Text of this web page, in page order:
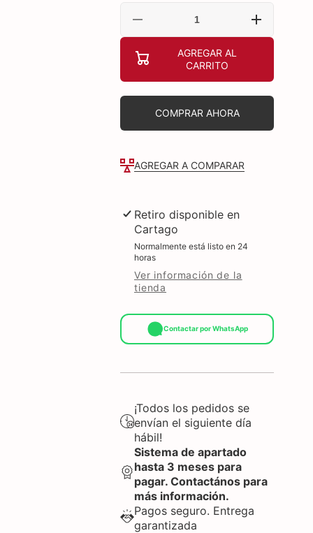
Reducir
MOUSE
GAMING
SCORPION
M500
ALÁMBRICO
USB
31040011400
NEGRO
Aumentar
RGB
SCORPION
USB
AGREGAR AL
CARRITO
COMPRAR AHORA
AGREGAR A COMPARAR
Retiro disponible en
Cartago
Normalmente está listo en 24
horas
Ver información de la
tienda
Contactar por WhatsApp
¡Todos los pedidos se
envían el siguiente día
hábil!
Sistema de apartado
hasta 3 meses para
pagar. Contactános para
más información.
Pagos seguro. Entrega
garantizada